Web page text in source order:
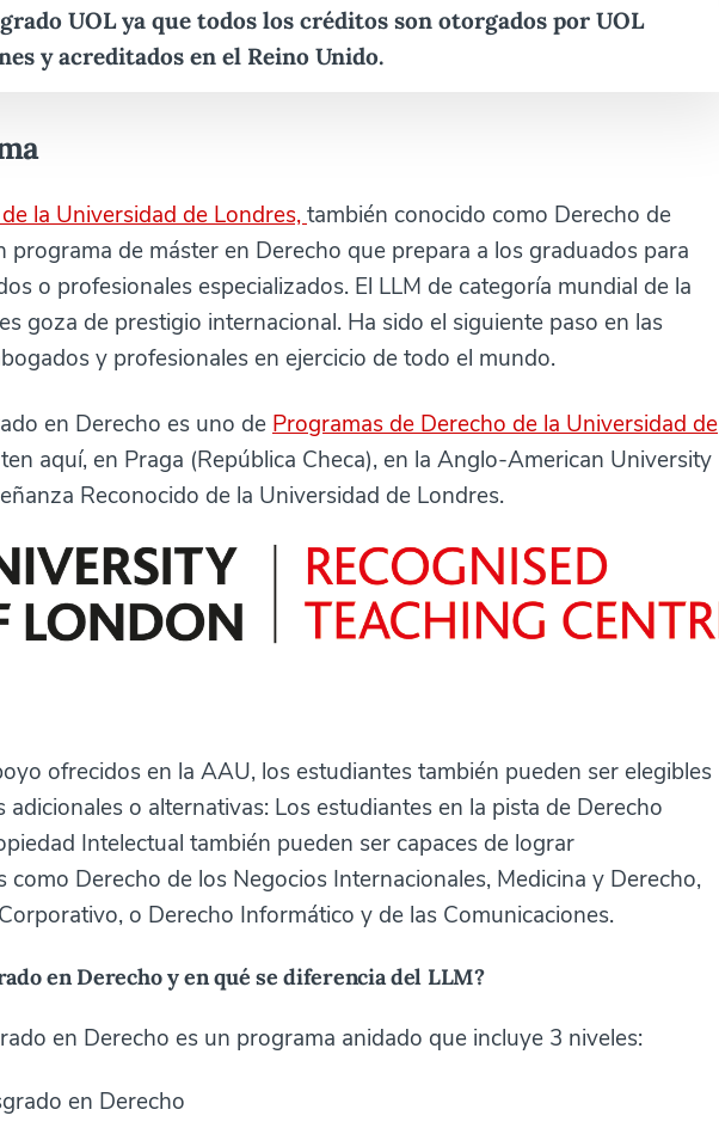
UOL ya que todos los créditos son otorgados por UOL
y acreditados en el Reino Unido.
la Universidad de Londres,también conocido como Derecho de
programa de máster en Derecho que prepara a los graduados para
o profesionales especializados. El LLM de categoría mundial de la
goza de prestigio internacional. Ha sido el siguiente paso en las
y profesionales en ejercicio de todo el mundo.
en Derecho es uno de Programas de Derecho de la Universidad de
aquí, en Praga (República Checa), en la Anglo-American University
Reconocido de la Universidad de Londres.
ofrecidos en la AAU, los estudiantes también pueden ser elegibles
adicionales o alternativas: Los estudiantes en la pista de Derecho
Intelectual también pueden ser capaces de lograr
como Derecho de los Negocios Internacionales, Medicina y Derecho,
o Derecho Informático y de las Comunicaciones.
en Derecho y en qué se diferencia del LLM?
en Derecho es un programa anidado que incluye 3 niveles:
en Derecho